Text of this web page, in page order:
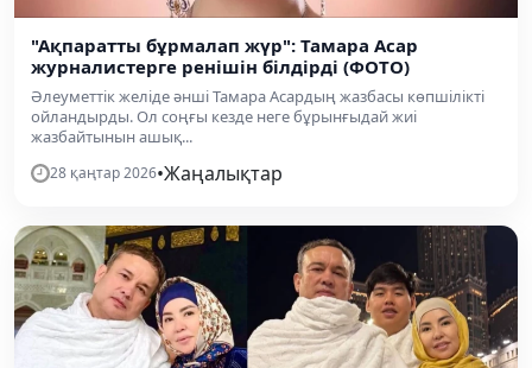
"Ақпаратты бұрмалап жүр": Тамара Асар
журналистерге ренішін білдірді (ФОТО)
Әлеуметтік желіде әнші Тамара Асардың жазбасы көпшілікті
ойландырды. Ол соңғы кезде неге бұрынғыдай жиі
жазбайтынын ашық...
28 қаңтар 2026•Жаңалықтар